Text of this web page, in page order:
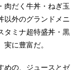
肉だく牛丼・ねぎ玉
以外のグランドメニ
タミナ超特盛丼・黒
に豊富だ。
めの、ジュースとゼ